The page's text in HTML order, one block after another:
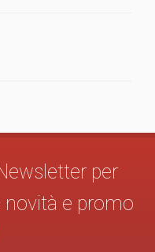
per
novità e promo